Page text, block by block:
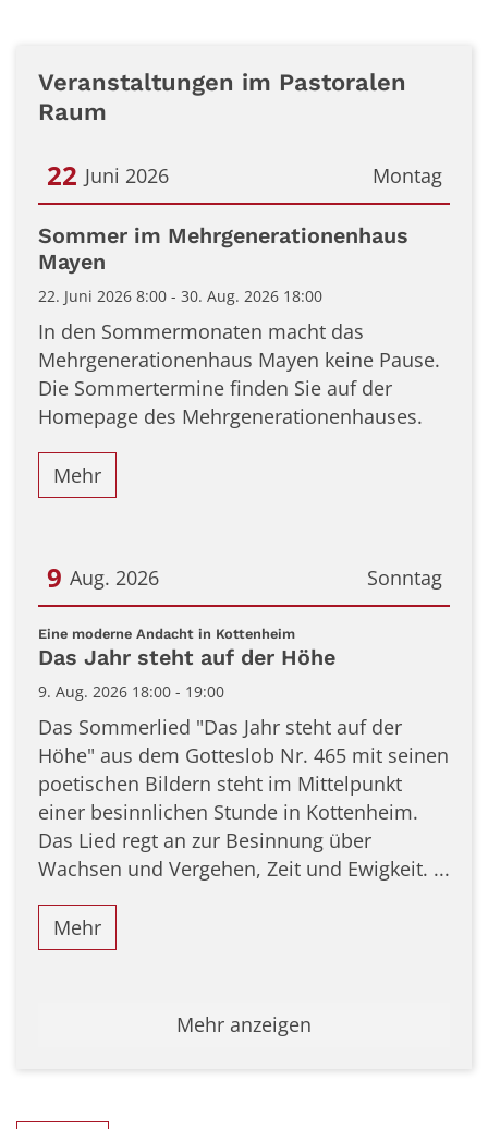
Veranstaltungen im Pastoralen
Raum
Montag
22 Juni 2026
Datum: 22. Juni 2026
Sommer im Mehrgenerationenhaus
Mayen
22. Juni 2026 8:00 - 30. Aug. 2026 18:00
In den Sommermonaten macht das
Mehrgenerationenhaus Mayen keine Pause.
Die Sommertermine finden Sie auf der
Homepage des Mehrgenerationenhauses.
Mehr
Sonntag
9 Aug. 2026
Datum: 9. August 2026
Eine moderne Andacht in Kottenheim:
Das Jahr steht auf der Höhe
9. Aug. 2026 18:00 - 19:00
Das Sommerlied "Das Jahr steht auf der
Höhe" aus dem Gotteslob Nr. 465 mit seinen
poetischen Bildern steht im Mittelpunkt
einer besinnlichen Stunde in Kottenheim.
Das Lied regt an zur Besinnung über
Wachsen und Vergehen, Zeit und Ewigkeit. ...
Mehr
Mehr anzeigen